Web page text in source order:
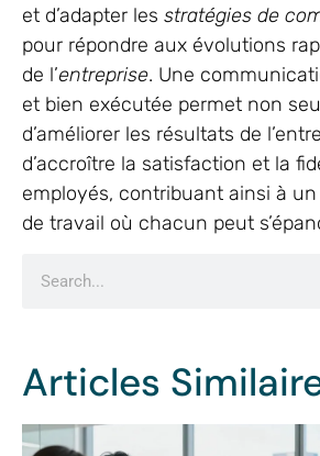
et d’adapter les stratégies de
pour répondre aux évolutions
de l’entreprise. Une
et bien exécutée permet non
d’améliorer les résultats de
d’accroître la satisfaction et la
employés, contribuant ainsi à
de travail où chacun peut
Articles